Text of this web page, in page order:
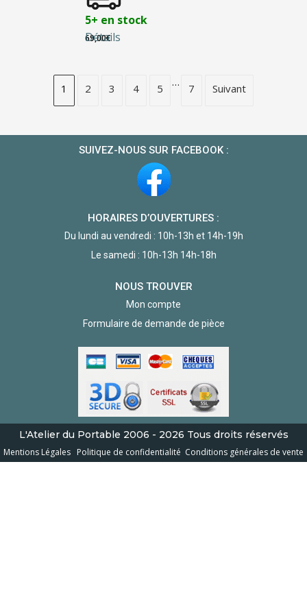
Détails
5+ en stock
69,00€
1 2 3 4 5 … 7 Suivant
SUIVEZ-NOUS SUR FACEBOOK :
HORAIRES D’OUVERTURES :
Du lundi au vendredi : 10h-13h et 14h-19h
Le samedi : 10h-13h 14h-18h
NOUS TROUVER
Mon compte
Formulaire de demande de pièce
L'Atelier du Portable 2006 - 2026 Tous droits réservés
Mentions Légales Politique de confidentialité Conditions générales de vente